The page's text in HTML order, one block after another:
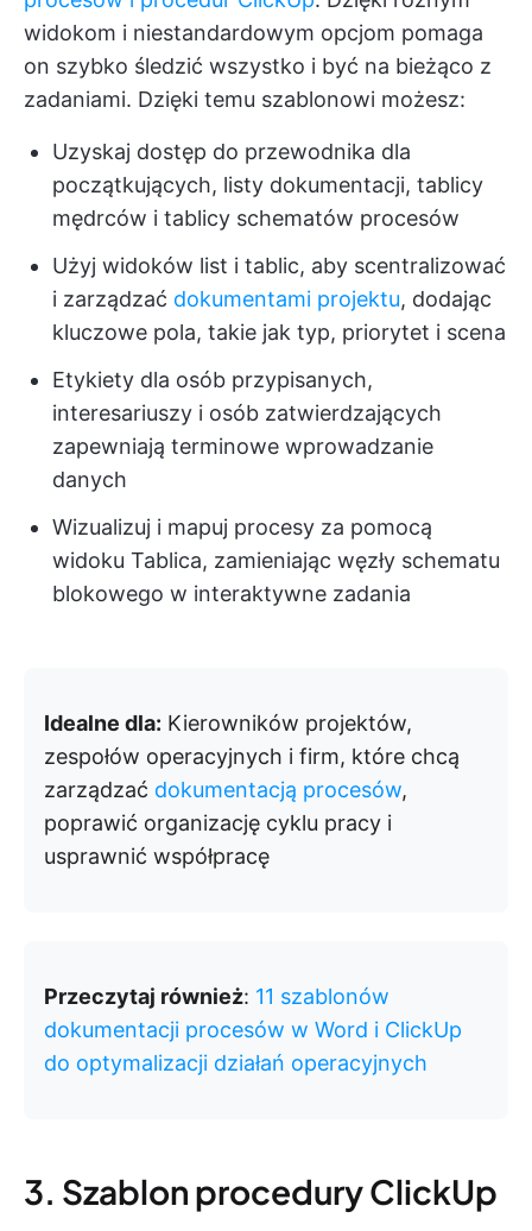
widokom i niestandardowym opcjom pomaga
on szybko śledzić wszystko i być na bieżąco z
zadaniami. Dzięki temu szablonowi możesz:
Uzyskaj dostęp do przewodnika dla
początkujących, listy dokumentacji, tablicy
mędrców i tablicy schematów procesów
Użyj widoków list i tablic, aby scentralizować
i zarządzać dokumentami projektu, dodając
kluczowe pola, takie jak typ, priorytet i scena
Etykiety dla osób przypisanych,
interesariuszy i osób zatwierdzających
zapewniają terminowe wprowadzanie
danych
Wizualizuj i mapuj procesy za pomocą
widoku Tablica, zamieniając węzły schematu
blokowego w interaktywne zadania
Idealne dla: Kierowników projektów,
zespołów operacyjnych i firm, które chcą
zarządzać dokumentacją procesów,
poprawić organizację cyklu pracy i
usprawnić współpracę
Przeczytaj również: 11 szablonów
dokumentacji procesów w Word i ClickUp
do optymalizacji działań operacyjnych
3. Szablon procedury ClickUp